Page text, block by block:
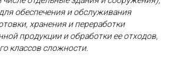
обеспечения и обслуживания
хранения и переработки
продукции и обработки ее отходов,
классов сложности.